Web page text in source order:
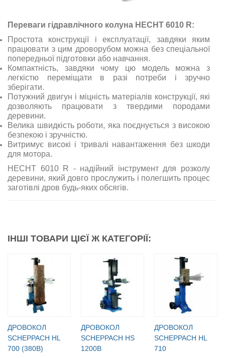
Переваги гідравлічного колуна HECHT 6010 R:
Простота конструкції і експлуатації, завдяки яким
працювати з цим дроворубом можна без спеціальної
попередньої підготовки або навчання.
Компактність, завдяки чому цю модель можна з
легкістю переміщати в разі потреби і зручно
зберігати.
Потужний двигун і міцність матеріалів конструкції, які
дозволяють працювати з твердими породами
деревини.
Велика швидкість роботи, яка поєднується з високою
безпекою і зручністю.
Витримує високі і тривалі навантаження без шкоди
для мотора.
HECHT 6010 R - надійний інструмент для розколу
деревини, який довго прослужить і полегшить процес
заготівлі дров будь-яких обсягів.
ІНШІ ТОВАРИ ЦІЄЇ Ж КАТЕГОРІЇ:
ДРОВОКОЛ
SCHEPPACH HL
700 (380В)
ДРОВОКОЛ
SCHEPPACH HS
1200B
ДРОВОКОЛ
SCHEPPACH HL
710